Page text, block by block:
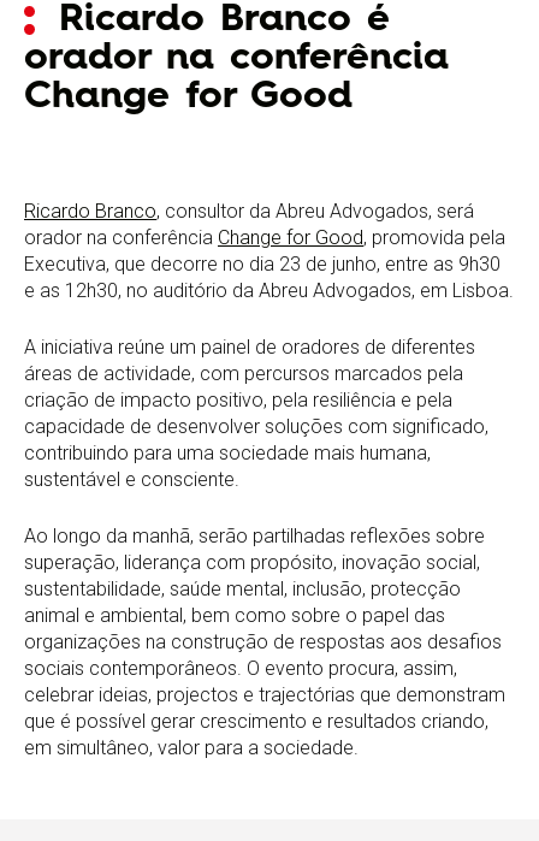
Ricardo Branco é
orador na conferência
Change for Good
Ricardo Branco, consultor da Abreu Advogados, será
orador na conferência Change for Good, promovida pela
Executiva, que decorre no dia 23 de junho, entre as 9h30
e as 12h30, no auditório da Abreu Advogados, em Lisboa.
A iniciativa reúne um painel de oradores de diferentes
áreas de actividade, com percursos marcados pela
criação de impacto positivo, pela resiliência e pela
capacidade de desenvolver soluções com significado,
contribuindo para uma sociedade mais humana,
sustentável e consciente.
Ao longo da manhã, serão partilhadas reflexões sobre
superação, liderança com propósito, inovação social,
sustentabilidade, saúde mental, inclusão, protecção
animal e ambiental, bem como sobre o papel das
organizações na construção de respostas aos desafios
sociais contemporâneos. O evento procura, assim,
celebrar ideias, projectos e trajectórias que demonstram
que é possível gerar crescimento e resultados criando,
em simultâneo, valor para a sociedade.